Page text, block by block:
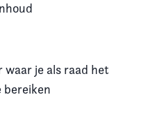
waar je als raad het
bereiken